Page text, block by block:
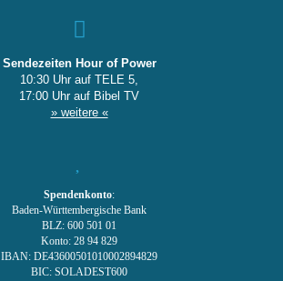
Sendezeiten Hour of Power
10:30 Uhr auf TELE 5,
17:00 Uhr auf Bibel TV
» weitere «
Spendenkonto:
Baden-Württembergische Bank
BLZ: 600 501 01
Konto: 28 94 829
IBAN: DE43600501010002894829
BIC: SOLADEST600